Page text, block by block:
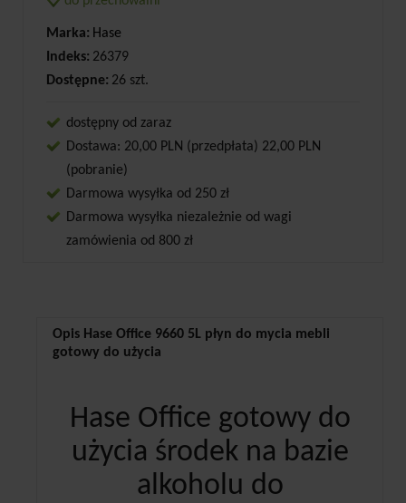
Marka: Hase
Indeks: 26379
Dostępne: 26 szt.
dostępny od zaraz
Dostawa: 20,00 PLN (przedpłata) 22,00 PLN
(pobranie)
Darmowa wysyłka od 250 zł
Darmowa wysyłka niezależnie od wagi
zamówienia od 800 zł
Opis Hase Office 9660 5L płyn do mycia mebli
gotowy do użycia
Hase Office gotowy do
użycia środek na bazie
alkoholu do